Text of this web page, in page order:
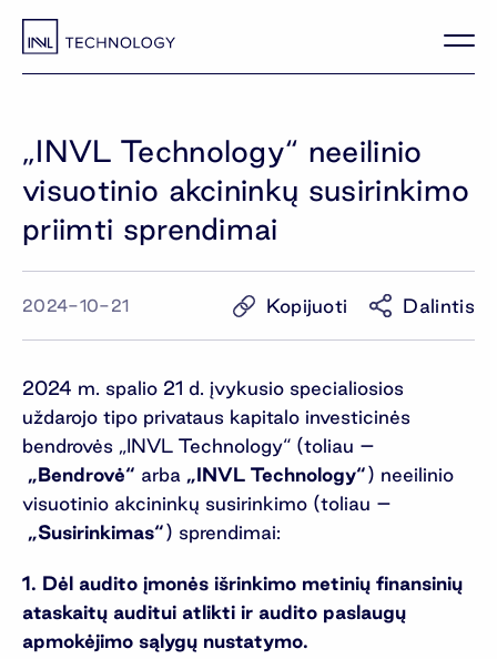
„INVL Technology“ neeilinio
visuotinio akcininkų susirinkimo
priimti sprendimai
2024-10-21 Kopijuoti Dalintis
2024 m. spalio 21 d. įvykusio specialiosios
uždarojo tipo privataus kapitalo investicinės
bendrovės „INVL Technology“ (toliau –
„Bendrovė“ arba „INVL Technology“) neeilinio
visuotinio akcininkų susirinkimo (toliau –
„Susirinkimas“) sprendimai:
1. Dėl audito įmonės išrinkimo metinių finansinių
ataskaitų auditui atlikti ir audito paslaugų
apmokėjimo sąlygų nustatymo.